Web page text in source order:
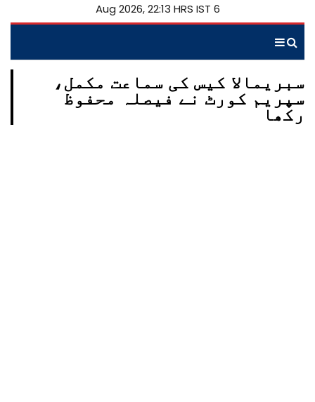
6 Aug 2026, 22:13 HRS IST
سبریمالا کیس کی سماعت مکمل،
سپریم کورٹ نے فیصلہ محفوظ
رکھا